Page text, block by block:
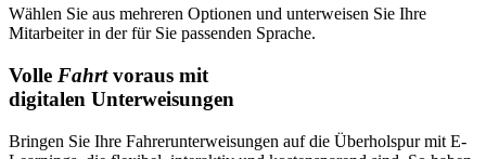
Wählen Sie aus mehreren Optionen und unterweisen Sie Ihre
Mitarbeiter in der für Sie passenden Sprache.
Volle Fahrtvoraus mit
digitalen Unterweisungen
Bringen Sie Ihre Fahrerunterweisungen auf die Überholspur mit E-